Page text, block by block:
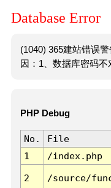
Database Error
(1040) 365建站错误
因：1、数据库密码不
PHP Debug
No. File
1
/index.php
2 /source/